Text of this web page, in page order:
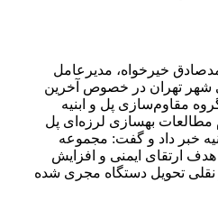
خیرخواه، مدیرعامل
شهر تهران در خصوص آخرین
مقاوم‌سازی پل و ابنیه
مطالعات بهسازی لرزه‌ای پل
خبر داد و گفت: مجموعه
ارتقای ایمنی و افزایش
تحویل دستگاه مجری شده